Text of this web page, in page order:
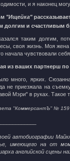
и я наконец
"Ищейка"
долгим и счастливым
таким долгим,
своя жизнь. Моя
начала чувствовали
из ваших партнерш
много, ярких.
не приезжала на
Мэри" в руках. Такое
"КоммерсантЪ" № 159
автобиографии
имеющего на от
английской сцены